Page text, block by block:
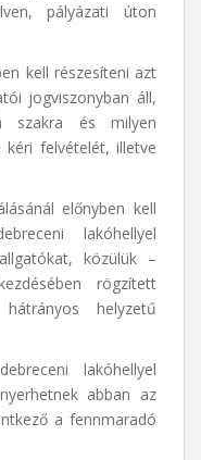
pályázati úton
kell részesíteni azt
jogviszonyban áll,
szakra és milyen
kéri felvételét, illetve
előnyben kell
lakóhellyel
közülük –
rögzített
helyzetű
lakóhellyel
abban az
a fennmaradó